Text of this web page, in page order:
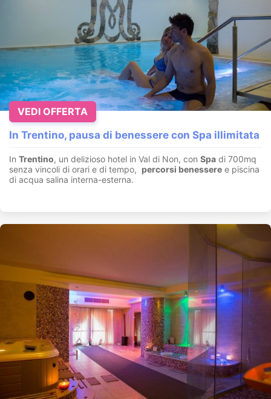
In Trentino, pausa di benessere con Spa illimitata
In Trentino, un delizioso hotel in Val di Non, con Spa di 700mq
senza vincoli di orari e di tempo, percorsi benessere e piscina
di acqua salina interna-esterna.
VEDI OFFERTA